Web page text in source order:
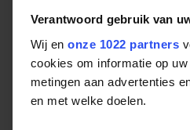
Verantwoord gebruik van
Wij en onze 1022 partners
cookies om informatie op
metingen aan advertenties
en met welke doelen.